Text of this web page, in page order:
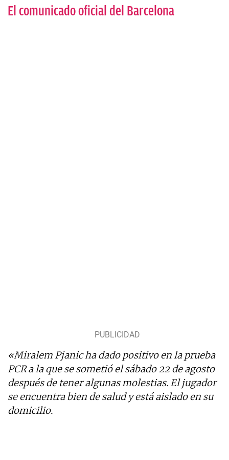
El comunicado oficial del Barcelona
«Miralem Pjanic ha dado positivo en la prueba
PCR a la que se sometió el sábado 22 de agosto
después de tener algunas molestias. El jugador
se encuentra bien de salud y está aislado en su
domicilio.